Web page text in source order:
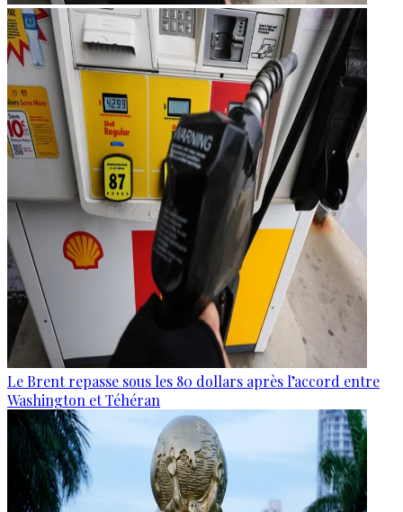
Le Brent repasse sous les 80 dollars après l’accord entre
Washington et Téhéran